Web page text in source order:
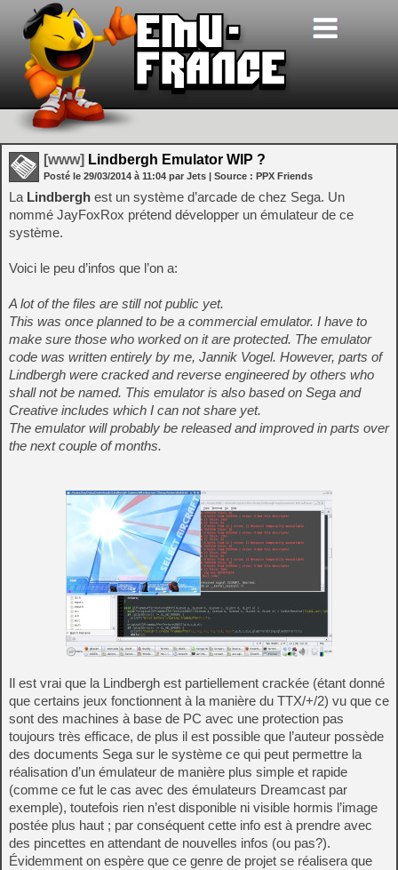
[www] Lindbergh Emulator WIP ?
Posté le 29/03/2014 à 11:04 par Jets | Source : PPX Friends
La Lindbergh est un système d’arcade de chez Sega. Un
nommé JayFoxRox prétend développer un émulateur de ce
système.
Voici le peu d’infos que l’on a:
A lot of the files are still not public yet.
This was once planned to be a commercial emulator. I have to
make sure those who worked on it are protected. The emulator
code was written entirely by me, Jannik Vogel. However, parts of
Lindbergh were cracked and reverse engineered by others who
shall not be named. This emulator is also based on Sega and
Creative includes which I can not share yet.
The emulator will probably be released and improved in parts over
the next couple of months.
Il est vrai que la Lindbergh est partiellement crackée (étant donné
que certains jeux fonctionnent à la manière du TTX/+/2) vu que ce
sont des machines à base de PC avec une protection pas
toujours très efficace, de plus il est possible que l’auteur possède
des documents Sega sur le système ce qui peut permettre la
réalisation d’un émulateur de manière plus simple et rapide
(comme ce fut le cas avec des émulateurs Dreamcast par
exemple), toutefois rien n’est disponible ni visible hormis l’image
postée plus haut ; par conséquent cette info est à prendre avec
des pincettes en attendant de nouvelles infos (ou pas?).
Évidemment on espère que ce genre de projet se réalisera que